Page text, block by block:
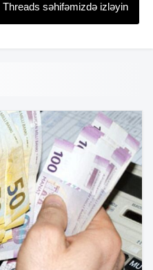
səhifəmizdə izləyin